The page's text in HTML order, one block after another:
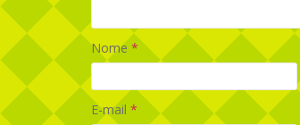
Nome *
E-mail *